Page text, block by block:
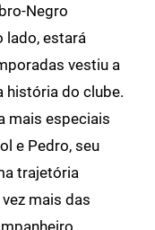
Negro
lado, estará
vestiu a
história do clube.
mais especiais
e Pedro, seu
trajetória
mais das